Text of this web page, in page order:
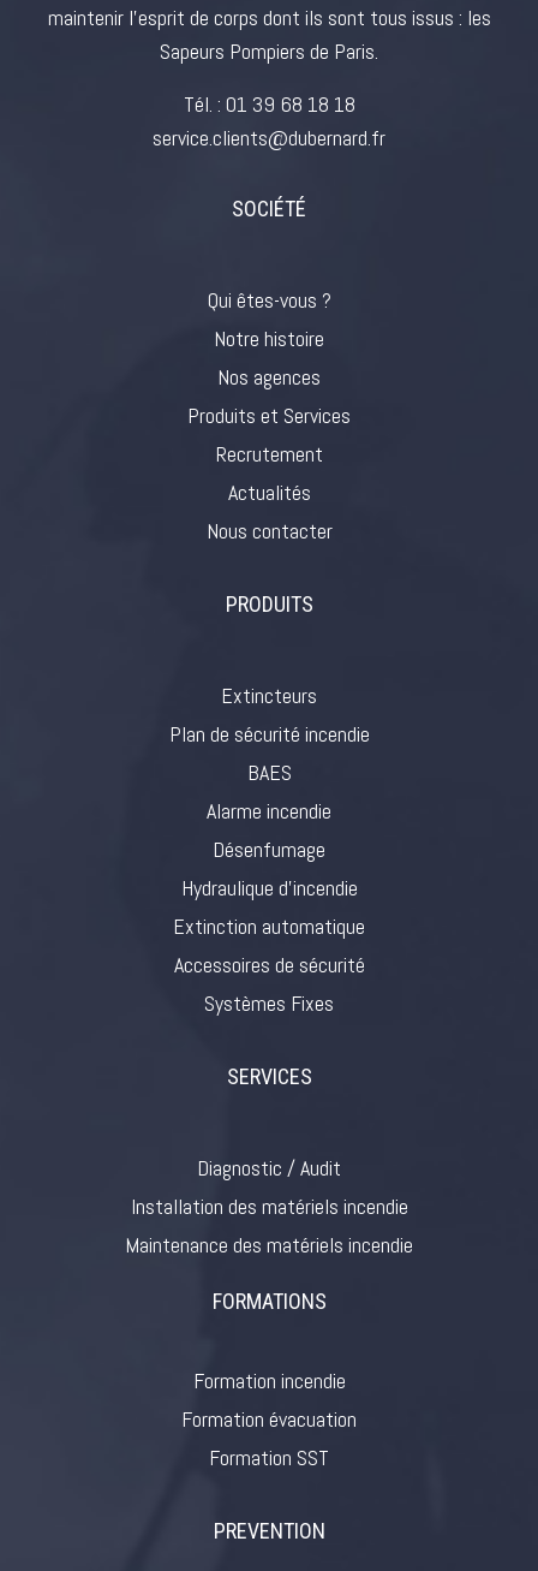
maintenir l’esprit de corps dont ils sont tous issus : les
Sapeurs Pompiers de Paris.
Tél. : 01 39 68 18 18
service.clients@dubernard.fr
SOCIÉTÉ
Qui êtes-vous ?
Notre histoire
Nos agences
Produits et Services
Recrutement
Actualités
Nous contacter
PRODUITS
Extincteurs
Plan de sécurité incendie
BAES
Alarme incendie
Désenfumage
Hydraulique d’incendie
Extinction automatique
Accessoires de sécurité
Systèmes Fixes
SERVICES
Diagnostic / Audit
Installation des matériels incendie
Maintenance des matériels incendie
FORMATIONS
Formation incendie
Formation évacuation
Formation SST
PREVENTION